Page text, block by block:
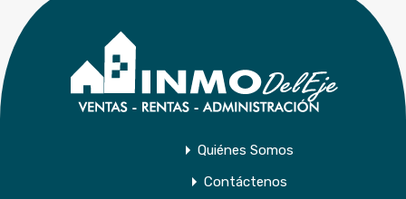
Quiénes Somos
Contáctenos